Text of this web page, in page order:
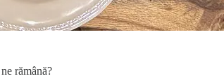
rămână?